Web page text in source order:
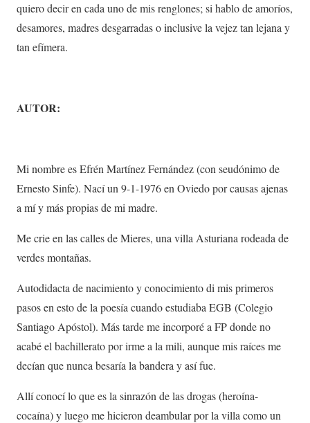
quiero decir en cada uno de mis renglones; si hablo de amoríos,
desamores, madres desgarradas o inclusive la vejez tan lejana y
tan efímera.
AUTOR:
Mi nombre es Efrén Martínez Fernández (con seudónimo de
Ernesto Sinfe). Nací un 9-1-1976 en Oviedo por causas ajenas
a mí y más propias de mi madre.
Me crie en las calles de Mieres, una villa Asturiana rodeada de
verdes montañas.
Autodidacta de nacimiento y conocimiento di mis primeros
pasos en esto de la poesía cuando estudiaba EGB (Colegio
Santiago Apóstol). Más tarde me incorporé a FP donde no
acabé el bachillerato por irme a la mili, aunque mis raíces me
decían que nunca besaría la bandera y así fue.
Allí conocí lo que es la sinrazón de las drogas (heroína-
cocaína) y luego me hicieron deambular por la villa como un